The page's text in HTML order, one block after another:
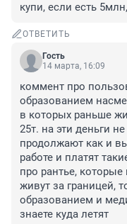
купи, если есть
ОТВЕТИТЬ
Гость
14 марта, 16:09
коммент про
образованием
в которых раньше
25т. на эти деньги
продолжают как и
работе и платят
про рантье,
живут за границей,
образованием и
знаете куда летят